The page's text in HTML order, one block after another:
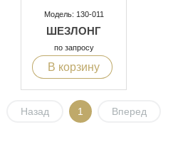
Модель: 130-011
ШЕЗЛОНГ
по запросу
В корзину
Назад 1 Вперед